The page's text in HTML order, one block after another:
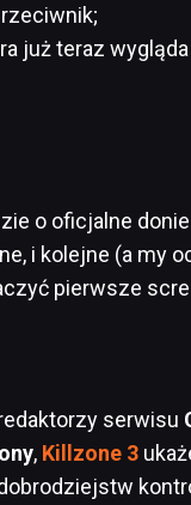
już teraz
o oficjalne
i kolejne (a my
pierwsze
serwisu
, Killzone 3